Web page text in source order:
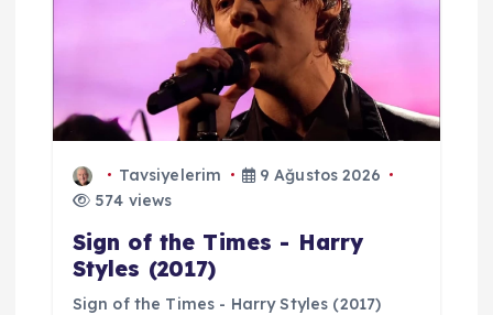
Tavsiyelerim
9 Ağustos 2026
574 views
Sign of the Times - Harry
Styles (2017)
Sign of the Times - Harry Styles (2017)